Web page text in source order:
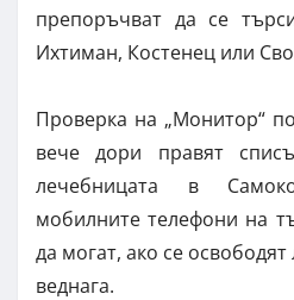
препоръчват да се
Ихтиман, Костенец или
Проверка на „Монитор“
вече дори правят
лечебницата в
мобилните телефони на
да могат, ако се
веднага.